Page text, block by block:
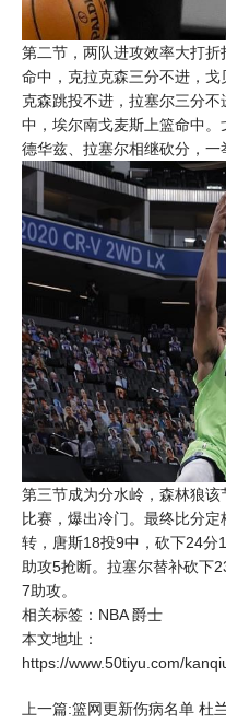
第二节，两队进攻效率大打
命中，克拉克森三分不进，
克森跳投不进，拉塞尔三分
中，埃尔南戈麦斯上篮命中
德华兹、拉塞尔相继砍分，一
第三节成为分水岭，森林狼
比赛，爆出冷门。最终比分
转，唐斯18投9中，砍下24分
助攻5抢断。拉塞尔替补砍下
7助攻。
相关标签： NBA 爵士
本文地址：
https://www.50tiyu.com/
上一篇:篮网更新伤病名单 杜